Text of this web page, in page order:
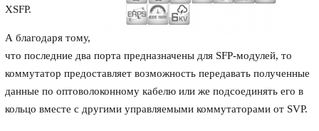
XSFP.
А благодаря тому,
что последние два порта предназначены для SFP-модулей, то
коммутатор предоставляет возможность передавать полученные
данные по оптоволоконному кабелю или же подсоединять его в
кольцо вместе с другими управляемыми коммутаторами от SVP.